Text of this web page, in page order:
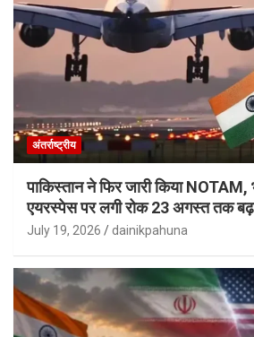
अंतर्राष्ट्रीय
पाकिस्तान ने फिर जारी किया NOTAM,
एयरस्पेस पर लगी रोक 23 अगस्त तक
July 19, 2026 dainikpahuna